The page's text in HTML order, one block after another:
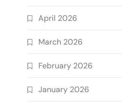
April 2026
March 2026
February 2026
January 2026